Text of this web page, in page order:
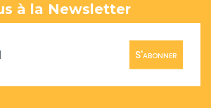
à la Newsletter
S'abonner